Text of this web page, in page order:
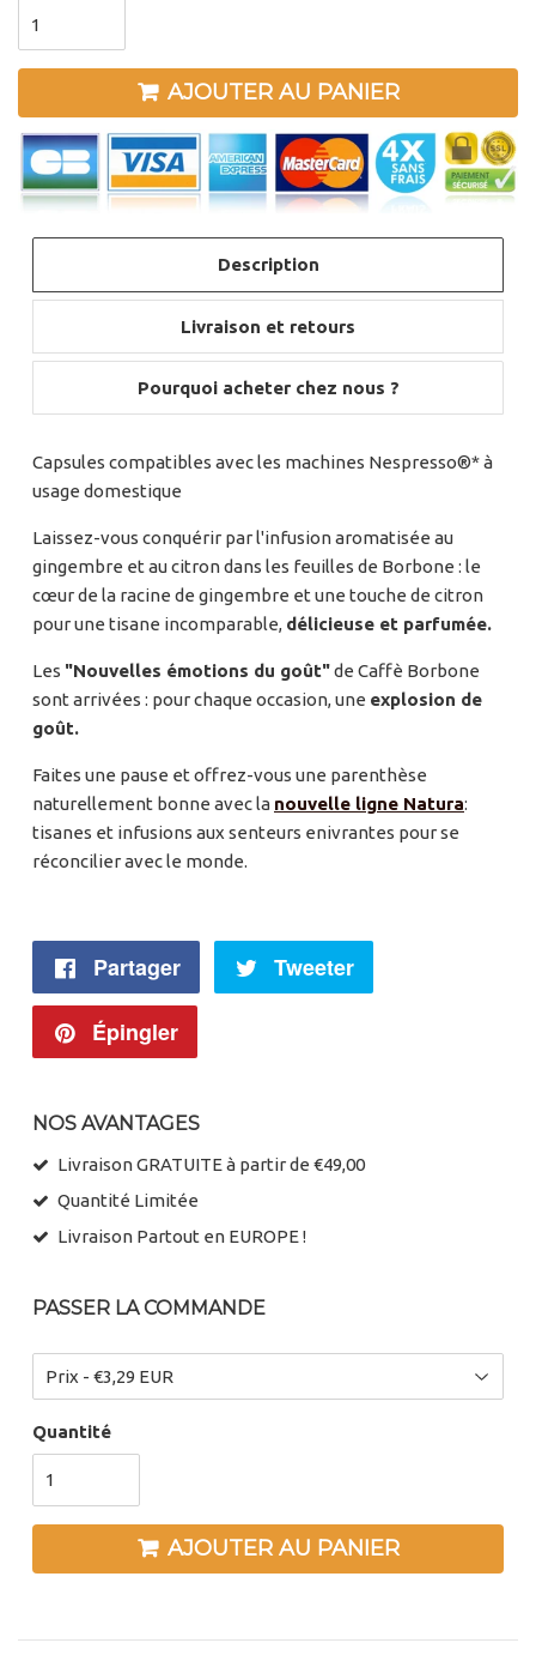
AJOUTER AU PANIER
Description
Livraison et retours
Pourquoi acheter chez nous ?
Capsules compatibles avec les machines Nespresso®* à
usage domestique
Laissez-vous conquérir par l'infusion aromatisée au
gingembre et au citron dans les feuilles de Borbone : le
cœur de la racine de gingembre et une touche de citron
pour une tisane incomparable, délicieuse et parfumée.
Les "Nouvelles émotions du goût"de Caffè Borbone
sont arrivées : pour chaque occasion, une explosion de
goût.
Faites une pause et offrez-vous une parenthèse
naturellement bonne avec la nouvelle ligne Natura:
tisanes et infusions aux senteurs enivrantes pour se
réconcilier avec le monde.
Partager
PartagerTweeter
Épingler
Pinterest
NOS AVANTAGES
Livraison GRATUITE à partir de €49,00
Quantité Limitée
Livraison Partout en EUROPE !
PASSER LA COMMANDE
Quantité
AJOUTER AU PANIER